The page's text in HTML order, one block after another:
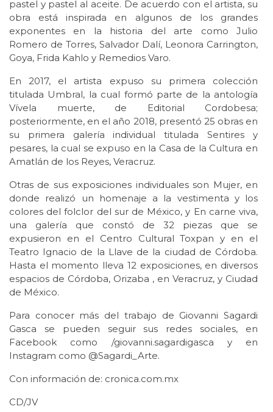
pastel y pastel al aceite. De acuerdo con el artista, su
obra está inspirada en algunos de los grandes
exponentes en la historia del arte como Julio
Romero de Torres, Salvador Dalí, Leonora Carrington,
Goya, Frida Kahlo y Remedios Varo.
En 2017, el artista expuso su primera colección
titulada Umbral, la cual formó parte de la antología
Vívela muerte, de Editorial Cordobesa;
posteriormente, en el año 2018, presentó 25 obras en
su primera galería individual titulada Sentires y
pesares, la cual se expuso en la Casa de la Cultura en
Amatlán de los Reyes, Veracruz.
Otras de sus exposiciones individuales son Mujer, en
donde realizó un homenaje a la vestimenta y los
colores del folclor del sur de México, y En carne viva,
una galería que constó de 32 piezas que se
expusieron en el Centro Cultural Toxpan y en el
Teatro Ignacio de la Llave de la ciudad de Córdoba.
Hasta el momento lleva 12 exposiciones, en diversos
espacios de Córdoba, Orizaba , en Veracruz, y Ciudad
de México.
Para conocer más del trabajo de Giovanni Sagardi
Gasca se pueden seguir sus redes sociales, en
Facebook como /giovanni.sagardigasca y en
Instagram como @Sagardi_Arte.
Con información de: cronica.com.mx
CD/JV